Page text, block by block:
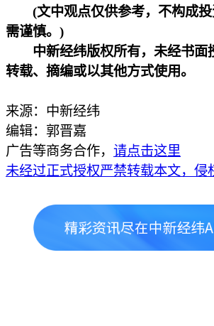
(文中观点仅供参考，不构成
需谨慎。)
中新经纬版权所有，未经书面
转载、摘编或以其他方式使用。
来源：中新经纬
编辑：郭晋嘉
广告等商务合作， 请点击这里
未经过正式授权严禁转载本文，侵